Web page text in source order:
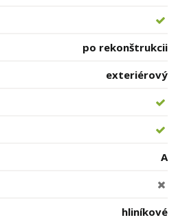
po rekonštrukcii
exteriérový
A
hliníkové